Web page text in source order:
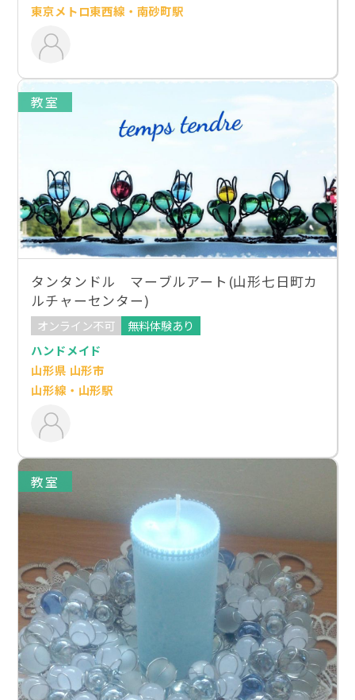
東京メトロ東西線・南砂町駅
教室
タンタンドル マーブルアート(山形七日町カ
ルチャーセンター)
オンライン不可
無料体験あり
ハンドメイド
山形県 山形市
山形線・山形駅
教室